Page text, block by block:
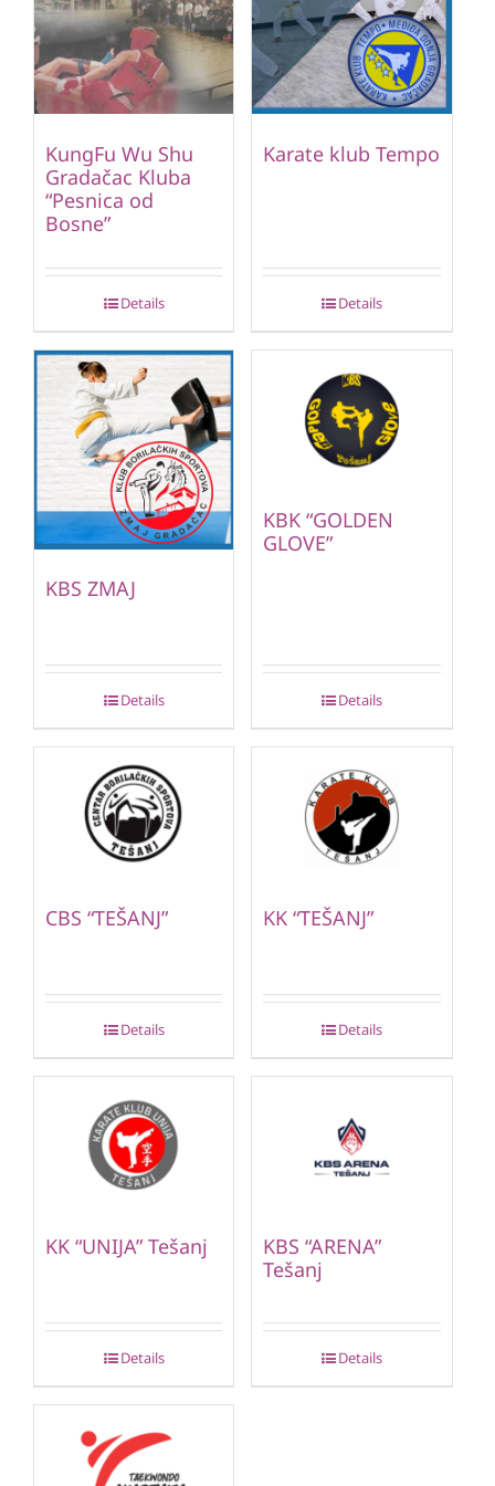
KungFu Wu Shu
Gradačac Kluba
“Pesnica od
Bosne”
Details
Karate klub Tempo
Details
KBS ZMAJ
Details
KBK “GOLDEN
GLOVE”
Details
CBS “TEŠANJ”
Details
KK “TEŠANJ”
Details
KK “UNIJA” Tešanj
Details
KBS “ARENA”
Tešanj
Details